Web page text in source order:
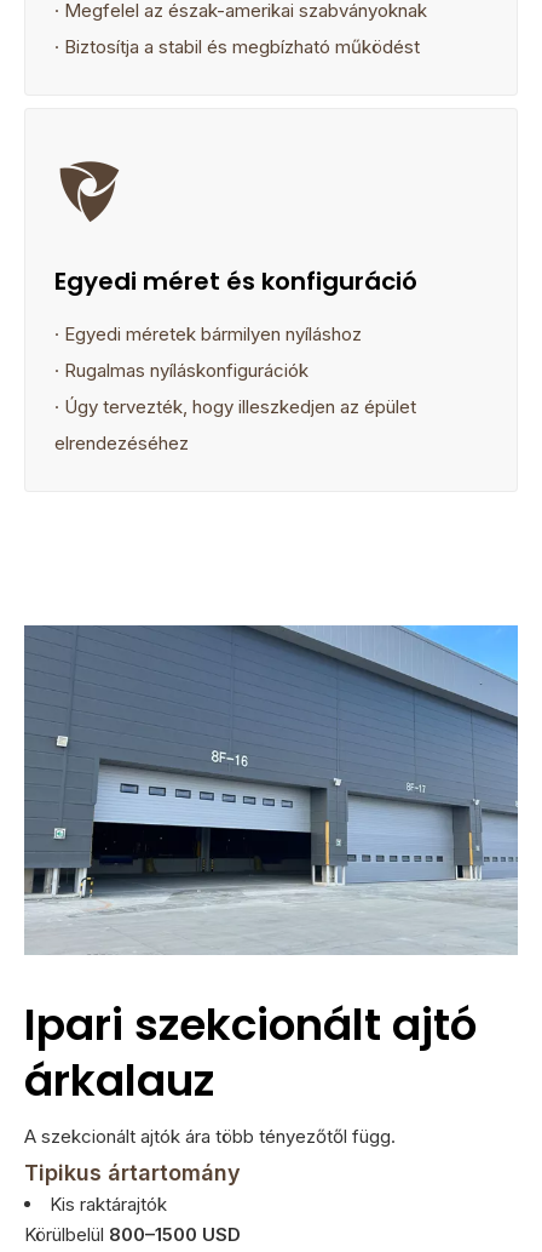
· Megfelel az észak-amerikai szabványoknak
· Biztosítja a stabil és megbízható működést

Egyedi méret és konfiguráció
· Egyedi méretek bármilyen nyíláshoz
· Rugalmas nyíláskonfigurációk
· Úgy tervezték, hogy illeszkedjen az épület
elrendezéséhez
Ipari szekcionált ajtó
árkalauz
A szekcionált ajtók ára több tényezőtől függ.
Tipikus ártartomány
Kis raktárajtók
Körülbelül 800–1500 USD